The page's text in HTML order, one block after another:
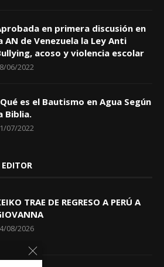
en primera discusión en
AN de Venezuela la Ley Anti
acoso y violencia escolar
06/2022
es el Bautismo en Agua Según
Biblia.
07/2022
TRAE DE REGRESO A PERÚ A
08/2026